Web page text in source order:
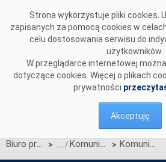
Strona wykorzystuje pliki cookies.
zapisanych za pomocą cookies w
celu dostosowania serwisu do
użytkowników.
W przeglądarce internetowej
dotyczące cookies. Więcej o plikach
prywatności
Akceptuję
Biuro prasowe > Komunikaty OSP > Komunikat OSP informujący o rozpoczęciu procesu konsultacji projektu Karty aktualizacji nr CB/7/2012 IRiESP - Bilansowanie systemu i zarządzanie ograniczeniami systemowymi